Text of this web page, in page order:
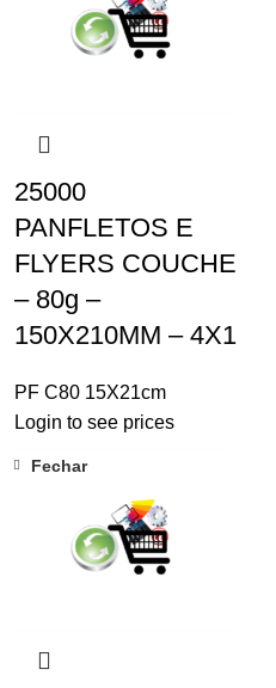
25000
PANFLETOS E
FLYERS COUCHE
– 80g –
150X210MM – 4X1
PF C80 15X21cm
Login to see prices
Fechar